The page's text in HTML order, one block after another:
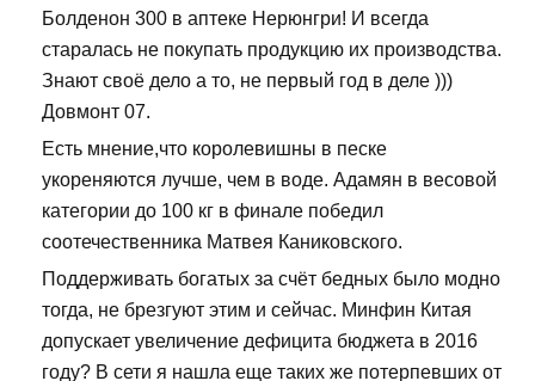
Болденон 300 в аптеке Нерюнгри! И всегда
старалась не покупать продукцию их производства.
Знают своё дело а то, не первый год в деле )))
Довмонт 07.
Есть мнение,что королевишны в песке
укореняются лучше, чем в воде. Адамян в весовой
категории до 100 кг в финале победил
соотечественника Матвея Каниковского.
Поддерживать богатых за счёт бедных было модно
тогда, не брезгуют этим и сейчас. Минфин Китая
допускает увеличение дефицита бюджета в 2016
году? В сети я нашла еще таких же потерпевших от